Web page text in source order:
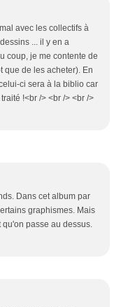
avec les collectifs à
... il y en a
coup, je me contente de
que de les acheter). En
ci sera à la biblio car
!<br /> <br /> <br />
Dans cet album par
graphismes. Mais
passe au dessus.